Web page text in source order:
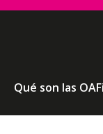
Qué son las